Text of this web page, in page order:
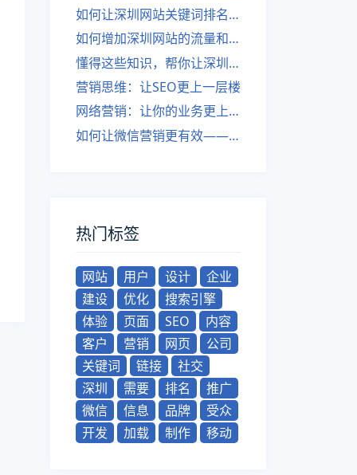
如何让深圳网站关键词排名在优化的过程中更上一层楼？
如何增加深圳网站的流量和吸引注意力？
懂得这些知识，帮你让深圳的网站优化更上一层楼！
营销思维：让SEO更上一层楼
网络营销：让你的业务更上一层楼！
如何让微信营销更有效——深圳网站建设经验分享
热门标签
网站 用户 设计
企业
建设
优化
搜索引擎
体验
页面 SEO
内容
客户
营销 网页
公司
关键词
链接
社交
深圳
需要 排名
推广
微信
信息 品牌
受众
开发
加载 制作 移动